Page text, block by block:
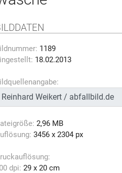
1189
18.02.2013
2,96 MB
3456 x 2304 px
dpi: 29 x 20 cm